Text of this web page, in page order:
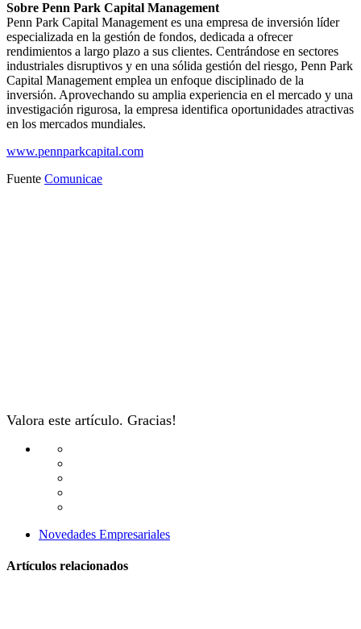
Sobre Penn Park Capital Management
Penn Park Capital Management es una empresa de inversión líder
especializada en la gestión de fondos, dedicada a ofrecer
rendimientos a largo plazo a sus clientes. Centrándose en sectores
industriales disruptivos y en una sólida gestión del riesgo, Penn Park
Capital Management emplea un enfoque disciplinado de la
inversión. Aprovechando su amplia experiencia en el mercado y una
investigación rigurosa, la empresa identifica oportunidades atractivas
en los mercados mundiales.
www.pennparkcapital.com
Fuente Comunicae
Valora este artículo. Gracias!
Novedades Empresariales
Artículos relacionados